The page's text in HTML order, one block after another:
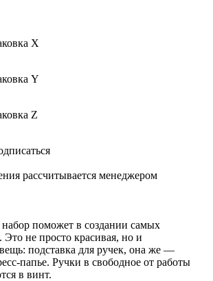
X
Y
Z
рассчитывается менеджером
поможет в создании самых
не просто красивая, но и
подставка для ручек, она же —
папье. Ручки в свободное от работы
в винт.